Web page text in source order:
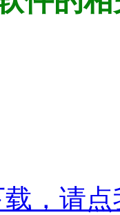
，请